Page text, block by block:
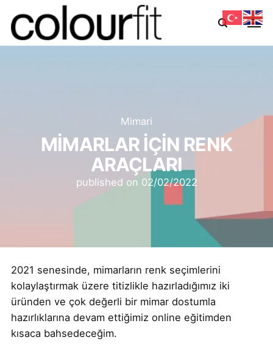
Mimari
MİMARLAR İÇİN RENK
ARAÇLARI
published on 02/02/2022
2021 senesinde, mimarların renk seçimlerini
kolaylaştırmak üzere titizlikle hazırladığımız iki
üründen ve çok değerli bir mimar dostumla
hazırlıklarına devam ettiğimiz online eğitimden
kısaca bahsedeceğim.